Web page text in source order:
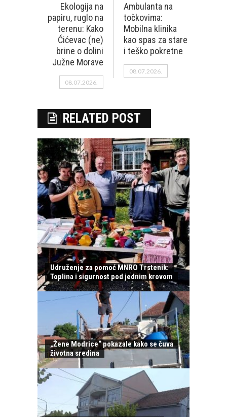
Ekologija na
papiru, ruglo na
terenu: Kako
Ćićevac (ne)
brine o dolini
Južne Morave
08.07.2026.
Ambulanta na
točkovima:
Mobilna klinika
kao spas za stare
i teško pokretne
08.07.2026.
RELATED POST
Udruženje za pomoć MNRO Trstenik:
Toplina i sigurnost pod jednim krovom
„Žene Modrice“ pokazale kako se čuva
životna sredina